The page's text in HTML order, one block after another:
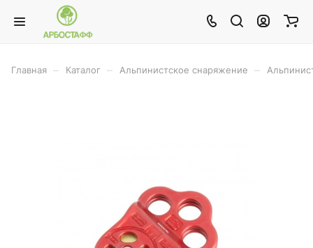
Главная Каталог Альпинистское снаряжение